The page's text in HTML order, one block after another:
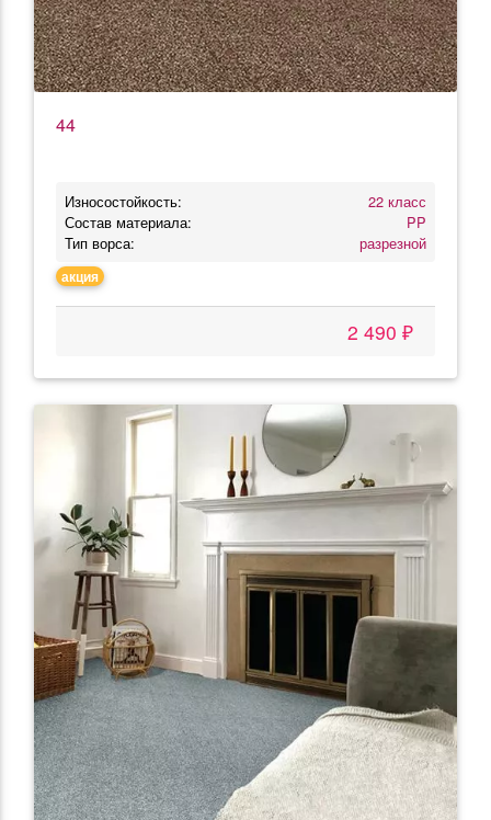
44
Износостойкость:
22 класс
Состав материала:
PP
Тип ворса:
разрезной
акция
2 490 ₽